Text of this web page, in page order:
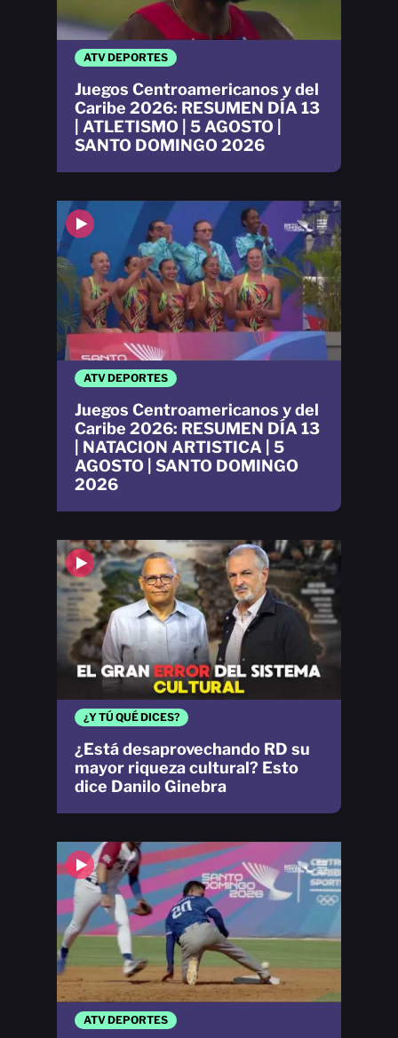
ATV DEPORTES
Juegos Centroamericanos y del
Caribe 2026: RESUMEN DÍA 13
| ATLETISMO | 5 AGOSTO |
SANTO DOMINGO 2026
ATV DEPORTES
¿Y TÚ QUÉ DICES?
¿Está desaprovechando RD su
mayor riqueza cultural? Esto
dice Danilo Ginebra
ATV DEPORTES
Juegos Centroamericanos y del
Caribe 2026: RESUMEN DÍA 13
| NATACION ARTISTICA | 5
AGOSTO | SANTO DOMINGO
2026